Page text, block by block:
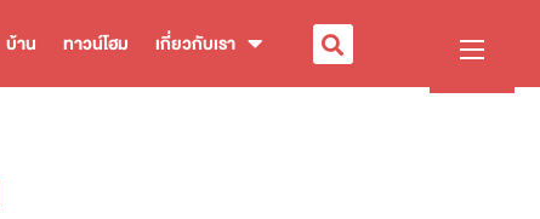
บ้าน ทาวน์โฮม เกี่ยวกับเรา